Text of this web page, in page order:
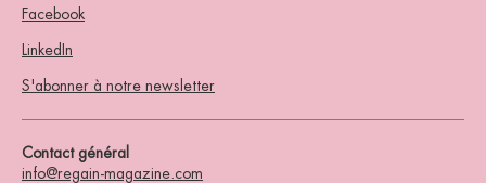
Facebook
LinkedIn
S'abonner à notre newsletter
Contact général
info@regain-magazine.com